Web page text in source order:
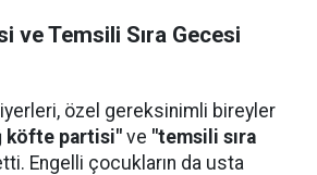
ve Temsili Sıra Gecesi
özel gereksinimli bireyler
köfte partisi" ve "temsili sıra
Engelli çocukların da usta